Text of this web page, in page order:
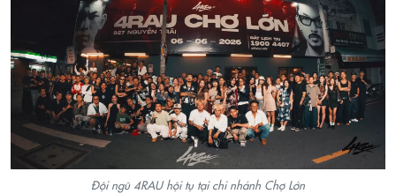
Đội ngũ 4RAU hội tụ tại chi nhánh Chợ Lớn